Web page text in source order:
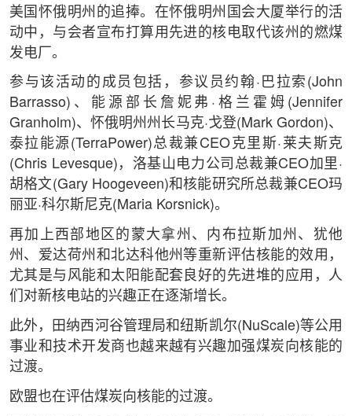
美国怀俄明州的追捧。在怀俄明州国会大厦举行的活
动中，与会者宣布打算用先进的核电取代该州的燃煤
发电厂。
参与该活动的成员包括，参议员约翰·巴拉索(John
Barrasso)、能源部长詹妮弗·格兰霍姆(Jennifer
Granholm)、怀俄明州州长马克·戈登(Mark Gordon)、
泰拉能源(TerraPower)总裁兼CEO克里斯·莱夫斯克
(Chris Levesque)，洛基山电力公司总裁兼CEO加里·
胡格文(Gary Hoogeveen)和核能研究所总裁兼CEO玛
丽亚·科尔斯尼克(Maria Korsnick)。
再加上西部地区的蒙大拿州、内布拉斯加州、犹他
州、爱达荷州和北达科他州等重新评估核能的效用，
尤其是与风能和太阳能配套良好的先进堆的应用，人
们对新核电站的兴趣正在逐渐增长。
此外，田纳西河谷管理局和纽斯凯尔(NuScale)等公用
事业和技术开发商也越来越有兴趣加强煤炭向核能的
过渡。
欧盟也在评估煤炭向核能的过渡。